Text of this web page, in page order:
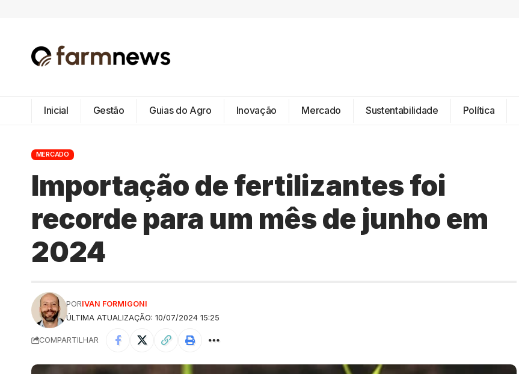
Inicial Gestão Guias do Agro Inovação Mercado Sustentabilidade Política
MERCADO
Importação de fertilizantes foi
recorde para um mês de junho em
2024
ÚLTIMA ATUALIZAÇÃO: 10/07/2024 15:25
PORIVAN FORMIGONI
COMPARTILHAR